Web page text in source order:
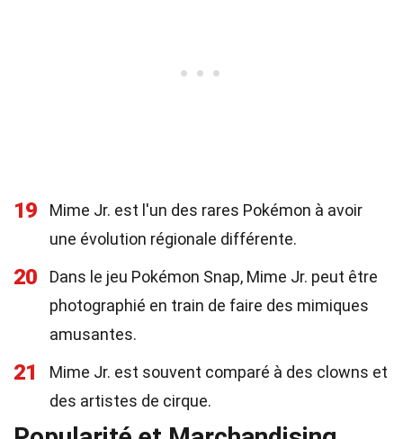
19
Mime Jr. est l'un des rares Pokémon à avoir
une évolution régionale différente.
20
Dans le jeu Pokémon Snap, Mime Jr. peut être
photographié en train de faire des mimiques
amusantes.
21
Mime Jr. est souvent comparé à des clowns et
des artistes de cirque.